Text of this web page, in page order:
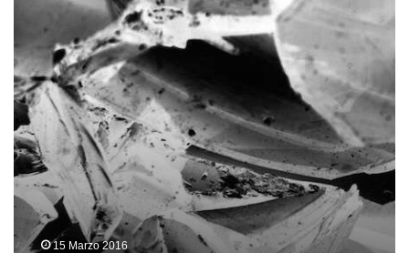
15 Marzo 2016